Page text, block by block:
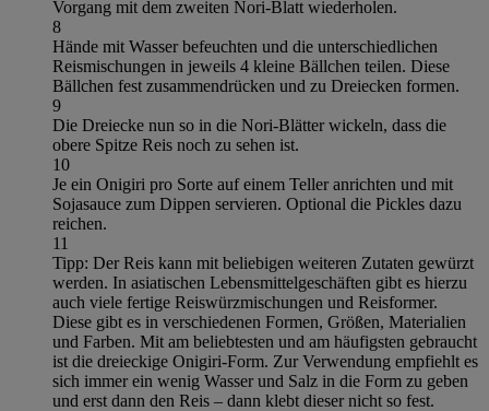
Vorgang mit dem zweiten Nori-Blatt wiederholen.
8
Hände mit Wasser befeuchten und die unterschiedlichen
Reismischungen in jeweils 4 kleine Bällchen teilen. Diese
Bällchen fest zusammendrücken und zu Dreiecken formen.
9
Die Dreiecke nun so in die Nori-Blätter wickeln, dass die
obere Spitze Reis noch zu sehen ist.
10
Je ein Onigiri pro Sorte auf einem Teller anrichten und mit
Sojasauce zum Dippen servieren. Optional die Pickles dazu
reichen.
11
Tipp: Der Reis kann mit beliebigen weiteren Zutaten gewürzt
werden. In asiatischen Lebensmittelgeschäften gibt es hierzu
auch viele fertige Reiswürzmischungen und Reisformer.
Diese gibt es in verschiedenen Formen, Größen, Materialien
und Farben. Mit am beliebtesten und am häufigsten gebraucht
ist die dreieckige Onigiri-Form. Zur Verwendung empfiehlt es
sich immer ein wenig Wasser und Salz in die Form zu geben
und erst dann den Reis – dann klebt dieser nicht so fest.